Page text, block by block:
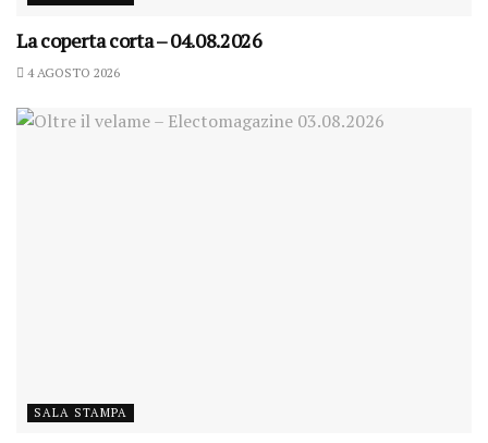
La coperta corta – 04.08.2026
4 AGOSTO 2026
SALA STAMPA